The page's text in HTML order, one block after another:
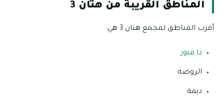
المناطق القريبة من هتان 3
أقرب المناطق لمجمع هتان 3 هي:
ذا فيوز
الروضة
ديمة